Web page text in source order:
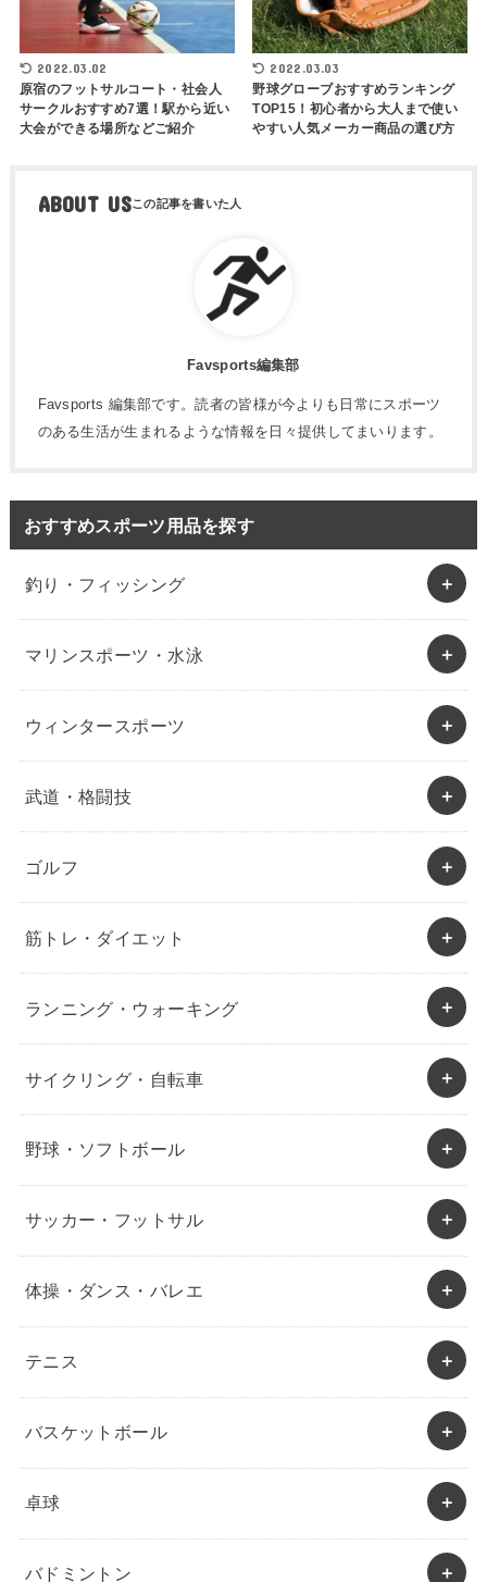
2022.03.02
原宿のフットサルコート・社会人
サークルおすすめ7選！駅から近い
大会ができる場所などご紹介
2022.03.03
野球グローブおすすめランキング
TOP15！初心者から大人まで使い
やすい人気メーカー商品の選び方
ABOUT US
Favsports編集部
Favsports 編集部です。読者の皆様が今よりも日常にスポーツ
のある生活が生まれるような情報を日々提供してまいります。
おすすめスポーツ用品を探す
釣り・フィッシング
マリンスポーツ・水泳
ウィンタースポーツ
武道・格闘技
ゴルフ
筋トレ・ダイエット
ランニング・ウォーキング
サイクリング・自転車
野球・ソフトボール
サッカー・フットサル
体操・ダンス・バレエ
テニス
バスケットボール
卓球
バドミントン